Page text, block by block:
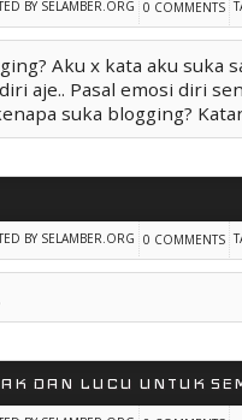
BY SELAMBER.ORG 0 COMMENTS
Aku x kata aku suka
aje.. Pasal emosi diri
suka blogging?
BY SELAMBER.ORG 0 COMMENTS
DAN LUCU UNTUK